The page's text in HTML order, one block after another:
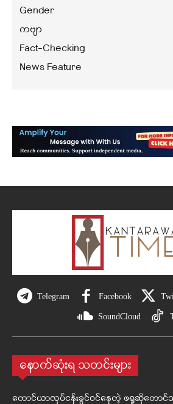
Gender
ကဗျာ
Fact-Checking
News Feature
Telegram Facebook
SoundCloud
နောက်ဆုံးရ သတင်းများ
တောင်ယာလုပ်ငန်းခွင်ဝင်နေတဲ့ ဖရူဆိုတော